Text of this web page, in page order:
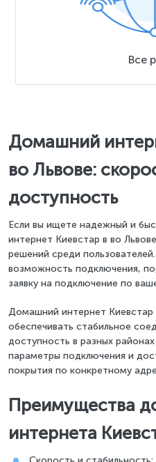
Все
Домашний
во Львове:
доступность
Если вы ищете надежный и
интернет Киевстар в во
решений среди
возможность подключения,
заявку на подключение по
Домашний интернет
обеспечивать стабильное
доступность в разных
параметры подключения и
покрытия по конкретному
Преимущества
интернета